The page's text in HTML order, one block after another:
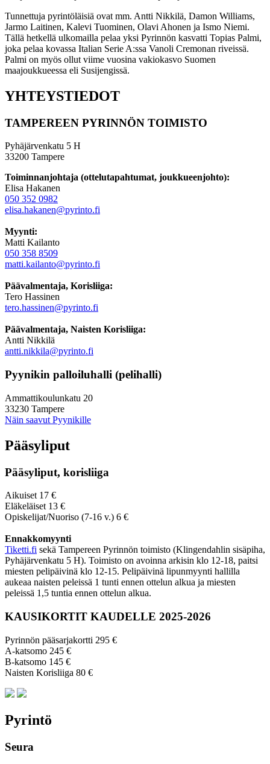
Tunnettuja pyrintöläisiä ovat mm. Antti Nikkilä, Damon Williams,
Jarmo Laitinen, Kalevi Tuominen, Olavi Ahonen ja Ismo Niemi.
Tällä hetkellä ulkomailla pelaa yksi Pyrinnön kasvatti Topias Palmi,
joka pelaa kovassa Italian Serie A:ssa Vanoli Cremonan riveissä.
Palmi on myös ollut viime vuosina vakiokasvo Suomen
maajoukkueessa eli Susijengissä.
YHTEYSTIEDOT
TAMPEREEN PYRINNÖN TOIMISTO
Pyhäjärvenkatu 5 H
33200 Tampere
Toiminnanjohtaja (ottelutapahtumat, joukkueenjohto):
Elisa Hakanen
050 352 0982
elisa.hakanen@pyrinto.fi
Myynti:
Matti Kailanto
050 358 8509
matti.kailanto@pyrinto.fi
Päävalmentaja, Korisliiga:
Tero Hassinen
tero.hassinen@pyrinto.fi
Päävalmentaja, Naisten Korisliiga:
Antti Nikkilä
antti.nikkila@pyrinto.fi
Pyynikin palloiluhalli (pelihalli)
Ammattikoulunkatu 20
33230 Tampere
Näin saavut Pyynikille
Pääsyliput
Pääsyliput, korisliiga
Aikuiset 17 €
Eläkeläiset 13 €
Opiskelijat/Nuoriso (7-16 v.) 6 €
Ennakkomyynti
Tiketti.fi sekä Tampereen Pyrinnön toimisto (Klingendahlin sisäpiha,
Pyhäjärvenkatu 5 H). Toimisto on avoinna arkisin klo 12-18, paitsi
miesten pelipäivinä klo 12-15. Pelipäivinä lipunmyynti hallilla
aukeaa naisten peleissä 1 tunti ennen ottelun alkua ja miesten
peleissä 1,5 tuntia ennen ottelun alkua.
KAUSIKORTIT KAUDELLE 2025-2026
Pyrinnön pääsarjakortti 295 €
A-katsomo 245 €
B-katsomo 145 €
Naisten Korisliiga 80 €
Pyrintö
Seura